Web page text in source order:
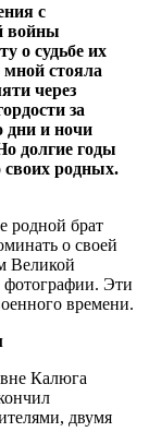
с
войны
о судьбе их
стояла
через
за
дни и ночи
долгие годы
своих родных.
родной брат
о своей
Великой
Эти
времени.
Калюга
двумя